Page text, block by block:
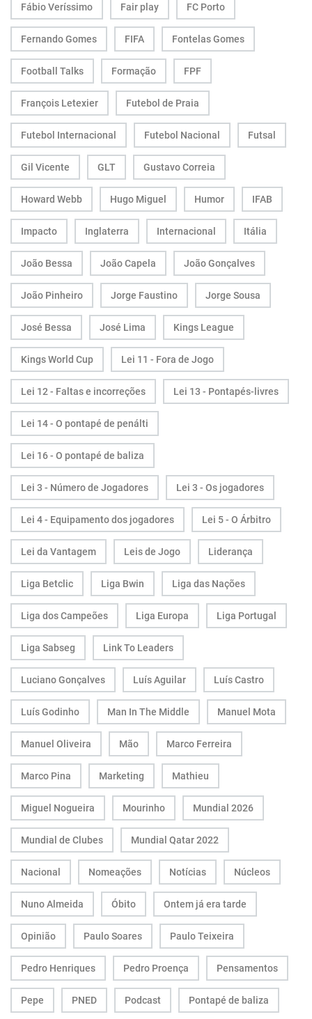
Fábio Veríssimo Fair play FC Porto
Fernando Gomes FIFA Fontelas Gomes
Football Talks Formação FPF
François Letexier Futebol de Praia
Futebol Internacional Futebol Nacional Futsal
Gil Vicente GLT Gustavo Correia
Howard Webb Hugo Miguel Humor IFAB
Impacto Inglaterra Internacional Itália
João Bessa João Capela João Gonçalves
João Pinheiro Jorge Faustino Jorge Sousa
José Bessa José Lima Kings League
Kings World Cup Lei 11 - Fora de Jogo
Lei 12 - Faltas e incorreções Lei 13 - Pontapés-livres
Lei 14 - O pontapé de penálti
Lei 16 - O pontapé de baliza
Lei 3 - Número de Jogadores Lei 3 - Os jogadores
Lei 4 - Equipamento dos jogadores Lei 5 - O Árbitro
Lei da Vantagem Leis de Jogo Liderança
Liga Betclic Liga Bwin Liga das Nações
Liga dos Campeões Liga Europa Liga Portugal
Liga Sabseg Link To Leaders
Luciano Gonçalves Luís Aguilar Luís Castro
Luís Godinho Man In The Middle Manuel Mota
Manuel Oliveira Mão Marco Ferreira
Marco Pina Marketing Mathieu
Miguel Nogueira Mourinho Mundial 2026
Mundial de Clubes Mundial Qatar 2022
Nacional Nomeações Notícias Núcleos
Nuno Almeida Óbito Ontem já era tarde
Opinião Paulo Soares Paulo Teixeira
Pedro Henriques Pedro Proença Pensamentos
Pepe PNED Podcast Pontapé de baliza